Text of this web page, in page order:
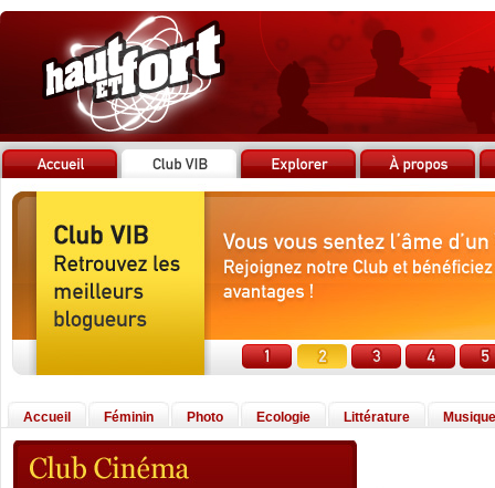
Accueil Féminin Photo Ecologie Littérature Musique